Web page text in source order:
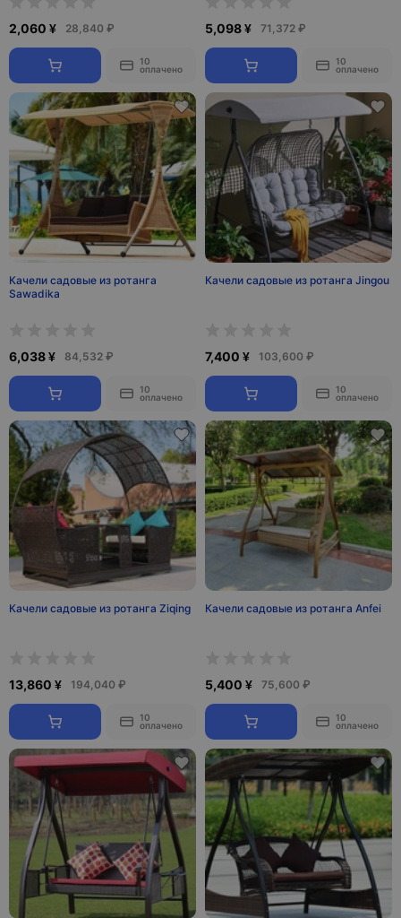
2,060 ¥ 28,840 ₽
10
оплачено
5,098 ¥ 71,372 ₽
10
оплачено
Качели садовые из ротанга
Sawadika
6,038 ¥ 84,532 ₽
10
оплачено
Качели садовые из ротанга Jingou
7,400 ¥ 103,600 ₽
10
оплачено
Качели садовые из ротанга Ziqing
13,860 ¥ 194,040 ₽
10
оплачено
Качели садовые из ротанга Anfei
5,400 ¥ 75,600 ₽
10
оплачено